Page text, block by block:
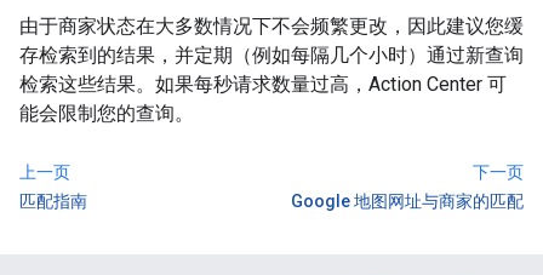
由于商家状态在大多数情况下不会频繁更改，因此建议您缓
存检索到的结果，并定期（例如每隔几个小时）通过新查询
检索这些结果。如果每秒请求数量过高，Action Center 可
能会限制您的查询。
上一页
匹配指南
下一页
Google 地图网址与商家的匹配